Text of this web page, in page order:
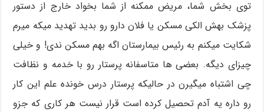
توی بخش شما، مریض ممکنه از شما بخواد خارج از دستور
پزشک بهش الکی مسکن یا فلان دارو رو بدید تهدید میکه میرم
شکایت میکنم به رئیس بیمارستان اگه بهم مسکن ندی! و خیلی
چیزای دیگه. بعضی ها متاسفانه پرستار رو با خدمه و نظافت
چی اشتباه میگیرن در حالیکه پرستار درس خونده علم این کار
رو داره یه آدم تحصیل کرده است قرار نیست هر کاری که جزو